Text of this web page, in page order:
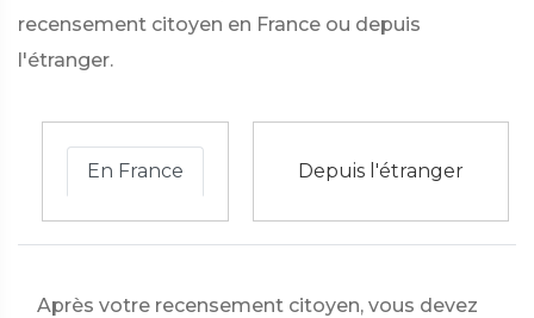
recensement citoyen en France ou depuis
l'étranger.
En France Depuis l'étranger
Après votre recensement citoyen, vous devez